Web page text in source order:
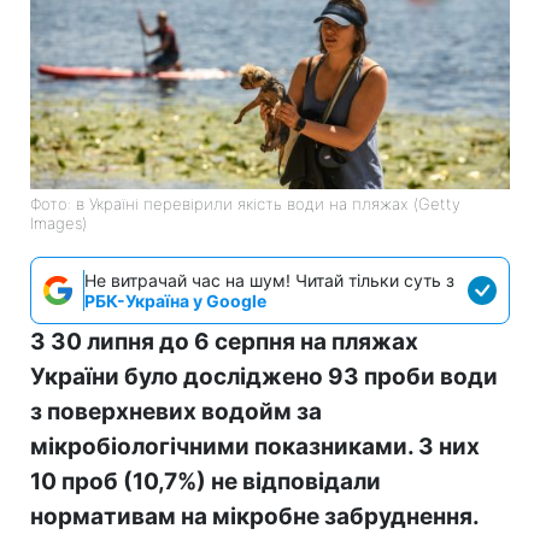
Фото: в Україні перевірили якість води на пляжах (Getty
Images)
Не витрачай час на шум! Читай тільки суть з
РБК-Україна у Google
З 30 липня до 6 серпня на пляжах
України було досліджено 93 проби води
з поверхневих водойм за
мікробіологічними показниками. З них
10 проб (10,7%) не відповідали
нормативам на мікробне забруднення.